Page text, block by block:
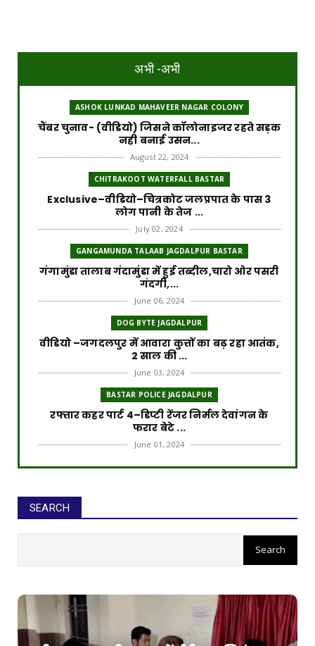
अभी -अभी
ASHOK LUNKAD MAHAVEER NAGAR COLONY
चैंबर चुनाव- (वीडियो) जिसने कॉलोनाइजर रहते सड़क
नही बनाई उसन...
August 22, 2024
CHITRAKOOT WATERFALL BASTAR
Exclusive–वीडियो–चित्रकोट जलप्रपात के पास 3
लोग पानी के तेज ...
July 02, 2024
GANGAMUNDA TALAAB JAGDALPUR BASTAR
गंगामुंडा तालाब गंदामुंडा में हुई तब्दील,चारो ओर पसरी
गंदगी,...
June 06, 2024
DOG BYTE JAGDALPUR
वीडियो –जगदलपुर में आवारा कुत्तों का बढ़ रहा आतंक,
2 साल की ...
June 03, 2024
BASTAR POLICE JAGDALPUR
रफ्तार कहर पार्ट 4–डिप्टी रेंजर निर्मल देवांगन के
फरार बेटे ...
June 01, 2024
ROAD ACCIDENT
May 30, 2024
बस्तर में तेज रफ्तार का कहर, डिप्टी रेंजर के बेटे ने नशे
की ...
SEARCH